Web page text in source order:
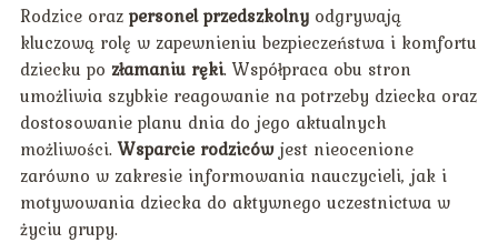
Rodzice oraz personel przedszkolnyodgrywają
kluczową rolę w zapewnieniu bezpieczeństwa i komfortu
dziecku po złamaniu ręki. Współpraca obu stron
umożliwia szybkie reagowanie na potrzeby dziecka oraz
dostosowanie planu dnia do jego aktualnych
możliwości.Wsparcie rodzicówjest nieocenione
zarówno w zakresie informowania nauczycieli, jak i
motywowania dziecka do aktywnego uczestnictwa w
życiu grupy.